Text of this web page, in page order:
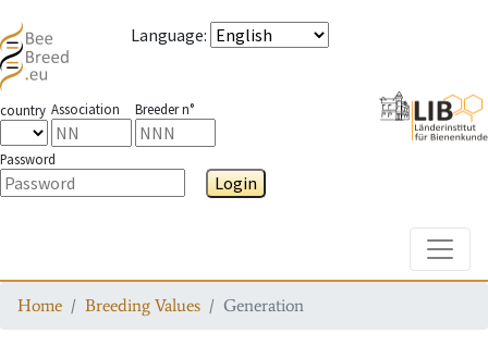
Language:
country Association Breeder n°
Password
Login
Home Breeding Values Generation